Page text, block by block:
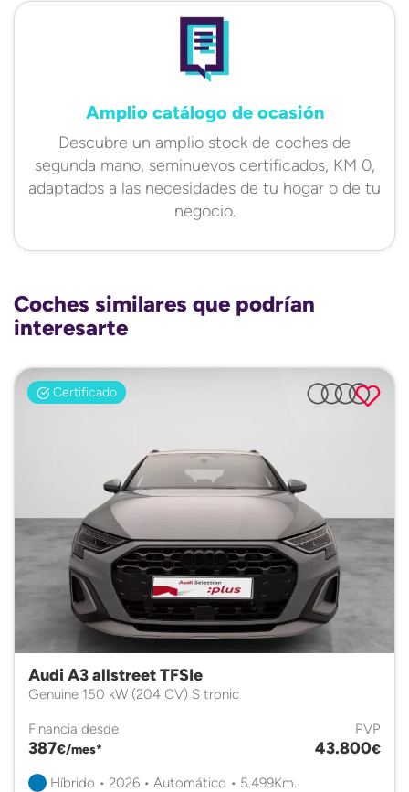
Amplio catálogo de ocasión
Descubre un amplio stock de coches de
segunda mano, seminuevos certificados, KM 0,
adaptados a las necesidades de tu hogar o de tu
negocio.
Coches similares que podrían
interesarte
Certificado
Audi A3 allstreet TFSIe
Genuine 150 kW (204 CV) S tronic
Financia desde
387€/mes*
PVP
43.800€
Híbrido • 2026 • Automático • 5.499Km.